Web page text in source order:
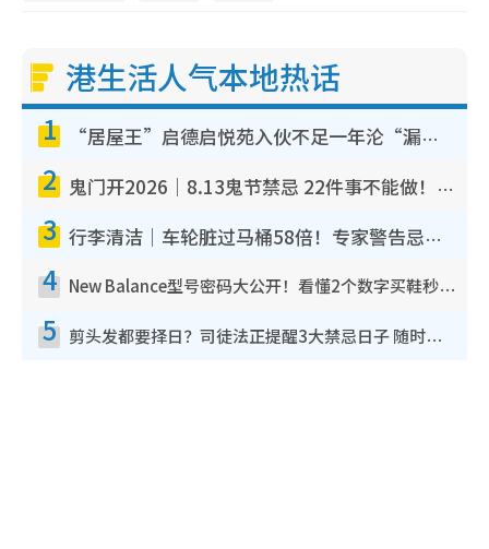
港生活人气本地热话
1 “居屋王”启德启悦苑入伙不足一年沦“漏水之王”！插座喷火花致大停电 多户业主全屋家电报废
2 鬼门开2026｜8.13鬼节禁忌 22件事不能做！烧肉、刺身要少食？半夜勿吹口哨/打给个电话
3 行李清洁｜车轮脏过马桶58倍！专家警告忌用酒精擦 教1招免脏手除菌
4 New Balance型号密码大公开！看懂2个数字买鞋秒知功能免中伏 附5大热门鞋款
5 剪头发都要择日？司徒法正提醒3大禁忌日子 随时剪走财运！这日剪发恐“剪寿命”？